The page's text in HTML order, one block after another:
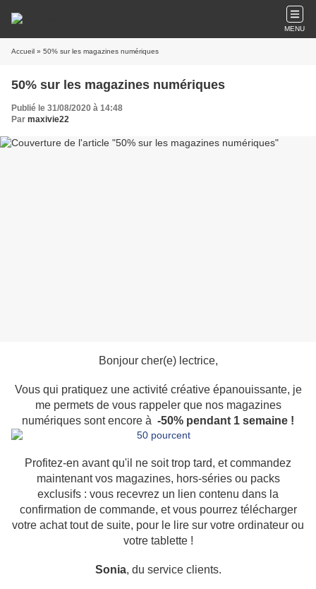
MENU
Accueil » 50% sur les magazines numériques
50% sur les magazines numériques
Publié le 31/08/2020 à 14:48
Par maxivie22
Bonjour cher(e) lectrice,
Vous qui pratiquez une activité créative épanouissante, je
me permets de vous rappeler que nos magazines
numériques sont encore à -50% pendant 1 semaine !
Profitez-en avant qu'il ne soit trop tard, et commandez
maintenant vos magazines, hors-séries ou packs
exclusifs : vous recevrez un lien contenu dans la
confirmation de commande, et vous pourrez télécharger
votre achat tout de suite, pour le lire sur votre ordinateur ou
votre tablette !
Sonia, du service clients.